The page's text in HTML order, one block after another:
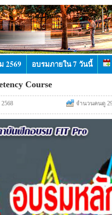
2569 อบรมภายใน 7 วันนี้
Course
จำนวนคนดู